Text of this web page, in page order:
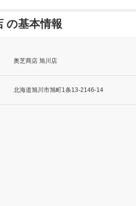
の基本情報
奥芝商店 旭川店
北海道旭川市旭町1条13-2146-14